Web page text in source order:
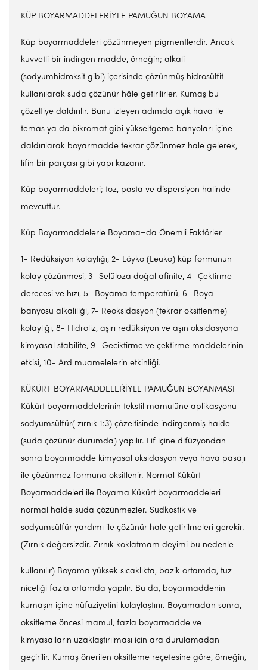
KÜP BOYARMADDELERİYLE PAMUĞUN BOYAMA
Küp boyarmaddeleri çözünmeyen pigmentlerdir. Ancak
kuvvetli bir indirgen madde, örneğin; alkali
(sodyumhidroksit gibi) içerisinde çözünmüş hidrosülfit
kullanılarak suda çözünür hâle getirilirler. Kumaş bu
çözeltiye daldırılır. Bunu izleyen adımda açık hava ile
temas ya da bikromat gibi yükseltgeme banyoları içine
daldırılarak boyarmadde tekrar çözünmez hale gelerek,
lifin bir parçası gibi yapı kazanır.
Küp boyarmaddeleri; toz, pasta ve dispersiyon halinde
mevcuttur.
Küp Boyarmaddelerle Boyama¬da Önemli Faktörler
1- Redüksiyon kolaylığı, 2- Löyko (Leuko) küp formunun
kolay çözünmesi, 3- Selüloza doğal afinite, 4- Çektirme
derecesi ve hızı, 5- Boyama temperatürü, 6- Boya
banyosu alkaliliği, 7- Reoksidasyon (tekrar oksitlenme)
kolaylığı, 8- Hidroliz, aşırı redüksiyon ve aşın oksidasyona
kimyasal stabilite, 9- Geciktirme ve çektirme maddelerinin
etkisi, 10- Ard muamelelerin etkinliği.
KÜKÜRT BOYARMADDELEṘİYLE PAMUĞ̆UN BOYANMASI
Kükürt boyarmaddelerinin tekstil mamulüne aplikasyonu
sodyumsülfür( zırnık 1:3) çözeltisinde indirgenmiş halde
(suda çözünür durumda) yapılır. Lif içine difüzyondan
sonra boyarmadde kimyasal oksidasyon veya hava pasajı
ile çözünmez formuna oksitlenir. Normal Kükürt
Boyarmaddeleri ile Boyama Kükürt boyarmaddeleri
normal halde suda çözünmezler. Sudkostik ve
sodyumsülfür yardımı ile çözünür hale getirilmeleri gerekir.
(Zırnık değersizdir. Zırnık koklatmam deyimi bu nedenle
kullanılır) Boyama yüksek sıcaklıkta, bazik ortamda, tuz
niceliği fazla ortamda yapılır. Bu da, boyarmaddenin
kumaşın içine nüfuziyetini kolaylaştırır. Boyamadan sonra,
oksitleme öncesi mamul, fazla boyarmadde ve
kimyasalların uzaklaştırılması için ara durulamadan
geçirilir. Kumaş önerilen oksitleme reçetesine göre, örneğin,